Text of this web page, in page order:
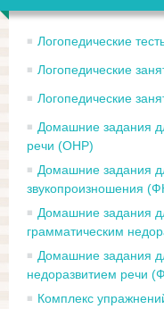
Логопедические
Логопедические
Логопедические
Домашние задания
речи (ОНР)
Домашние задания
звукопроизношения
Домашние задания
грамматическим
Домашние задания
недоразвитием речи
Комплекс